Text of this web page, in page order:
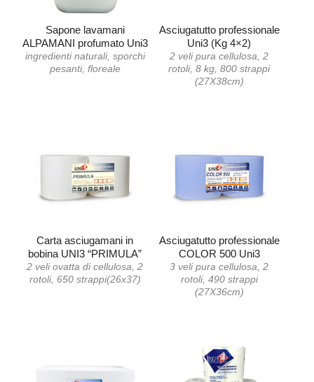
Sapone lavamani
ALPAMANI profumato Uni3
ingredienti naturali, sporchi
pesanti, floreale
Asciugatutto professionale
Uni3 (Kg 4×2)
2 veli pura cellulosa, 2
rotoli, 8 kg, 800 strappi
(27X38cm)
Carta asciugamani in
bobina UNI3 “PRIMULA”
2 veli ovatta di cellulosa, 2
rotoli, 650 strappi(26x37)
Asciugatutto professionale
COLOR 500 Uni3
3 veli pura cellulosa, 2
rotoli, 490 strappi
(27X36cm)